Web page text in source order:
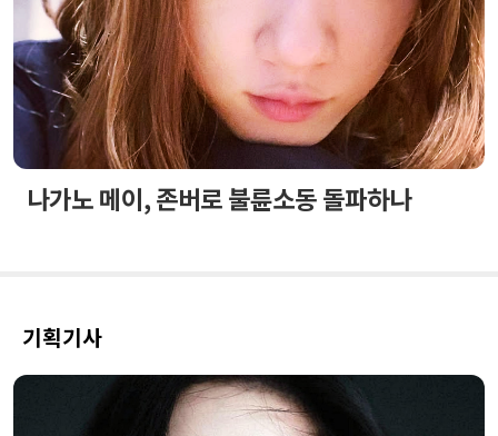
나가노 메이, 존버로 불륜소동 돌파하나
기획기사